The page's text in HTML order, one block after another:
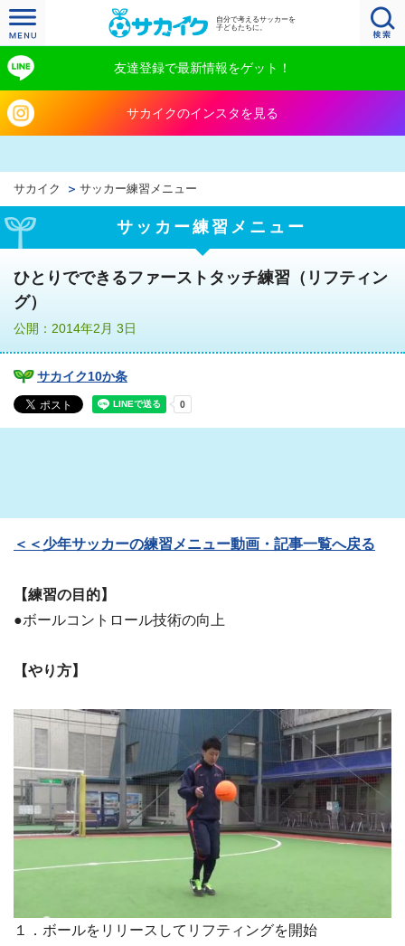
自分で考えるサッカーを
子どもたちに。
友達登録で最新情報をゲット！
サカイクのインスタを見る
サカイク サッカー練習メニュー
サッカー練習メニュー
ひとりでできるファーストタッチ練習（リフティン
グ）
公開：2014年2月 3日
サカイク10か条
＜＜少年サッカーの練習メニュー動画・記事一覧へ戻る
【練習の目的】
●ボールコントロール技術の向上
【やり方】
１．ボールをリリースしてリフティングを開始